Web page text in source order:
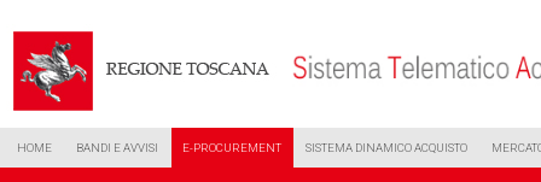
HOME BANDI E AVVISI E-PROCUREMENT SISTEMA DINAMICO ACQUISTO